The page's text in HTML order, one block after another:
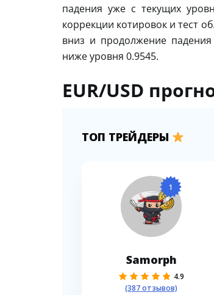
падения уже с текущих
коррекции котировок и тест
вниз и продолжение
ниже уровня 0.9545.
EUR/USD
ТОП ТРЕЙДЕРЫ
1
Samorph
4.9
(387 отзывов)